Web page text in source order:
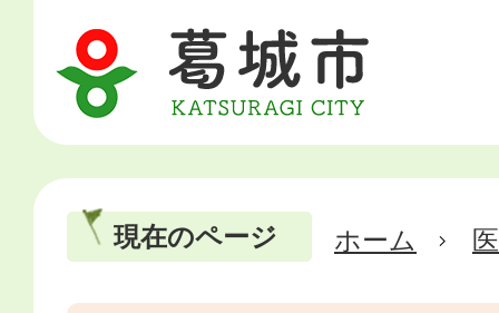
現在のページ ホーム